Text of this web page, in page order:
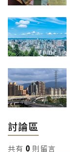
討論區
共有 0 則留言